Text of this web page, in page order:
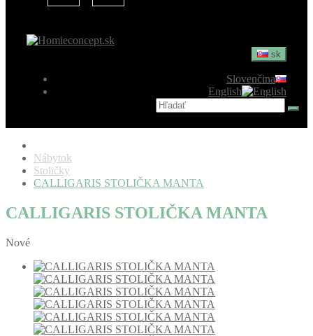
sk
Slovenčina
English
Nábytok
Stoličky
CALLIGARIS STOLIČKA MANTA
CALLIGARIS STOLIČKA MANTA
Nové